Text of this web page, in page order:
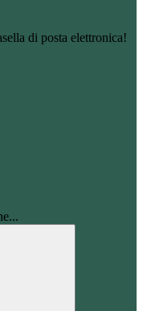
di posta elettronica!